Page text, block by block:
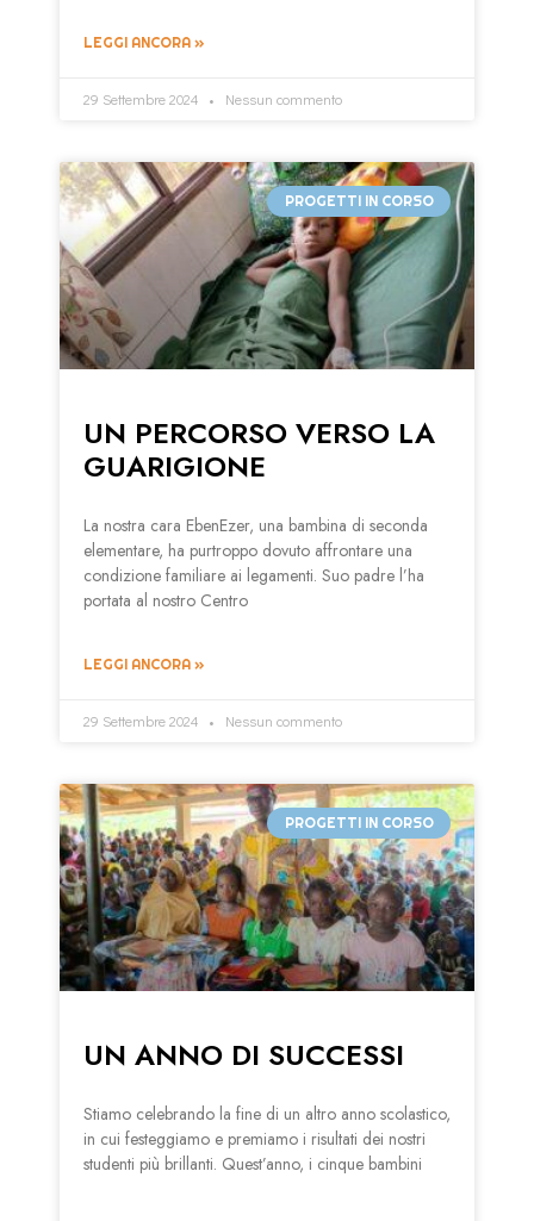
LEGGI ANCORA »
29 Settembre 2024 Nessun commento
PROGETTI IN CORSO
UN PERCORSO VERSO LA
GUARIGIONE
La nostra cara EbenEzer, una bambina di seconda
elementare, ha purtroppo dovuto affrontare una
condizione familiare ai legamenti. Suo padre l’ha
portata al nostro Centro
LEGGI ANCORA »
29 Settembre 2024 Nessun commento
PROGETTI IN CORSO
UN ANNO DI SUCCESSI
Stiamo celebrando la fine di un altro anno scolastico,
in cui festeggiamo e premiamo i risultati dei nostri
studenti più brillanti. Quest’anno, i cinque bambini